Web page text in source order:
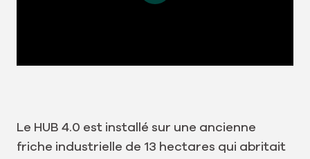
Le HUB 4.0 est installé sur une ancienne
friche industrielle de 13 hectares qui abritait